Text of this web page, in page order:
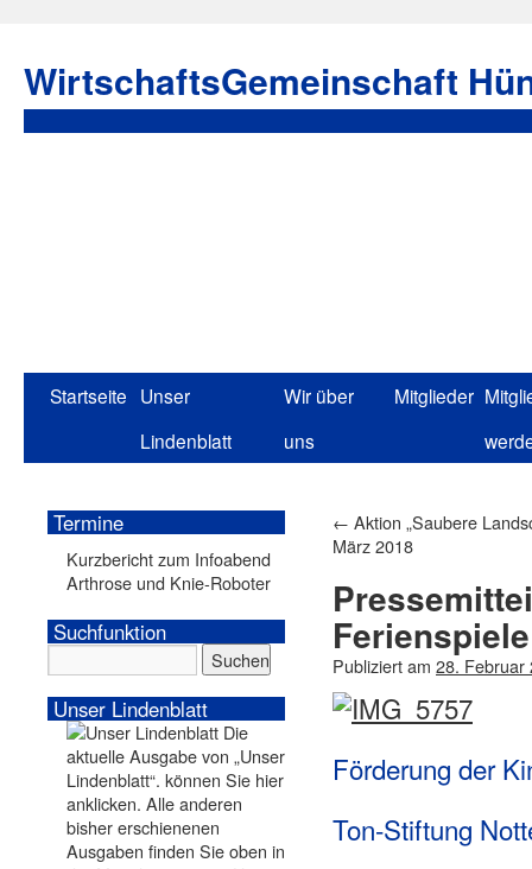
WirtschaftsGemeinschaft
Startseite Unser
Lindenblatt
Wir über
uns
Mitglieder
← Aktion „Saubere
März 2018
Ferienspiele
Publiziert am 28. Februar
Förderung der
Ton-Stiftung
Termine
Kurzbericht zum Infoabend
Arthrose und Knie-Roboter
Suchfunktion
Unser Lindenblatt